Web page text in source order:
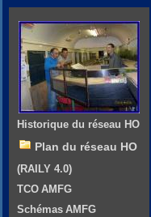
Historique du réseau HO
Plan du réseau HO
(RAILY 4.0)
TCO AMFG
Schémas AMFG